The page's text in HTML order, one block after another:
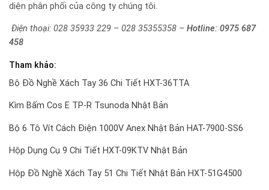
diện phân phối của công ty chúng tôi.
Điện thoại: 028 35933 229 – 028 35355358 – Hotline: 0975 687
458
Tham khảo:
Bộ Đồ Nghề Xách Tay 36 Chi Tiết HXT-36TTA
Kìm Bấm Cos E TP-R Tsunoda Nhật Bản
Bộ 6 Tô Vít Cách Điện 1000V Anex Nhật Bản HAT-7900-SS6
Hộp Dụng Cụ 9 Chi Tiết HXT-09KTV Nhật Bản
Hộp Đồ Nghề Xách Tay 51 Chi Tiết Nhật Bản HXT-51G4500